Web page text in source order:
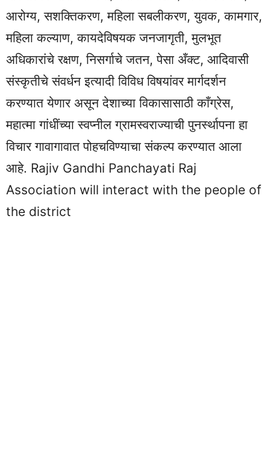
आरोग्य, सशक्तिकरण, महिला सबलीकरण, युवक, कामगार,
महिला कल्याण, कायदेविषयक जनजागृती, मुलभूत
अधिकारांचे रक्षण, निसर्गाचे जतन, पेसा अँक्ट, आदिवासी
संस्कृतीचे संवर्धन इत्यादी विविध विषयांवर मार्गदर्शन
करण्यात येणार असून देशाच्या विकासासाठी काँग्रेस,
महात्मा गांधींच्या स्वप्नील ग्रामस्वराज्याची पुनर्स्थापना हा
विचार गावागावात पोहचविण्याचा संकल्प करण्यात आला
आहे. Rajiv Gandhi Panchayati Raj
Association will interact with the people of
the district